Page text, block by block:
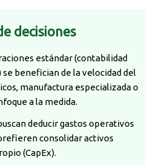
decisiones
estándar (contabilidad
benefician de la velocidad del
manufactura especializada o
a la medida.
deducir gastos operativos
consolidar activos
(CapEx).